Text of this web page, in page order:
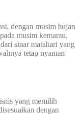
dengan musim hujan
musim kemarau,
sinar matahari yang
tetap nyaman
yang memilih
dengan